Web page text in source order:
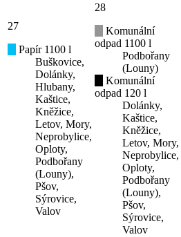
27
Papír 1100 l
Buškovice,
Dolánky,
Hlubany,
Kaštice,
Kněžice,
Letov, Mory,
Neprobylice,
Oploty,
Podbořany
(Louny),
Pšov,
Sýrovice,
Valov
28
Komunální
odpad 1100 l
Podbořany
(Louny)
Komunální
odpad 120 l
Dolánky,
Kaštice,
Kněžice,
Letov, Mory,
Neprobylice,
Oploty,
Podbořany
(Louny),
Pšov,
Sýrovice,
Valov